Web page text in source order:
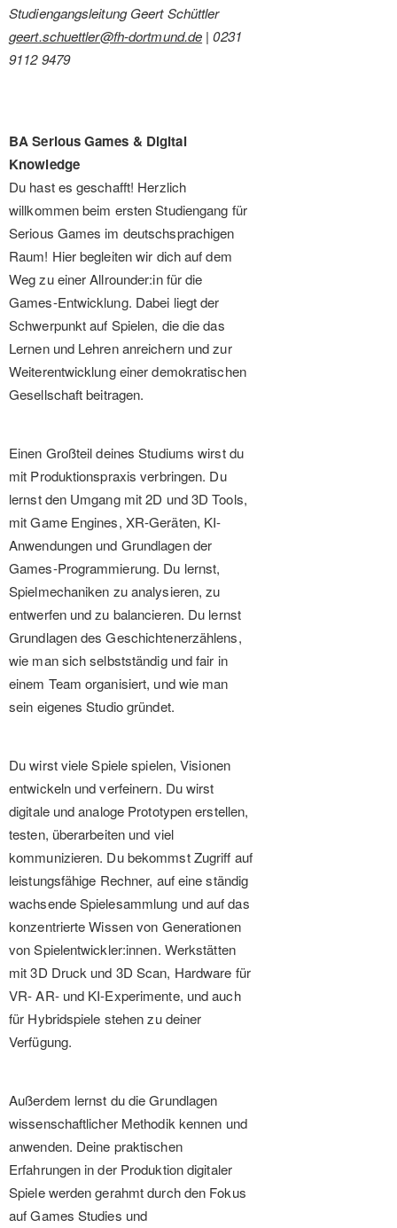
Studiengangsleitung Geert Schüttler
geert.schuettler@fh-dortmund.de | 0231
9112 9479
BA Serious Games & Digital
Knowledge
Du hast es geschafft! Herzlich
willkommen beim ersten Studiengang für
Serious Games im deutschsprachigen
Raum! Hier begleiten wir dich auf dem
Weg zu einer Allrounder:in für die
Games-Entwicklung. Dabei liegt der
Schwerpunkt auf Spielen, die die das
Lernen und Lehren anreichern und zur
Weiterentwicklung einer demokratischen
Gesellschaft beitragen.
Einen Großteil deines Studiums wirst du
mit Produktionspraxis verbringen. Du
lernst den Umgang mit 2D und 3D Tools,
mit Game Engines, XR-Geräten, KI-
Anwendungen und Grundlagen der
Games-Programmierung. Du lernst,
Spielmechaniken zu analysieren, zu
entwerfen und zu balancieren. Du lernst
Grundlagen des Geschichtenerzählens,
wie man sich selbstständig und fair in
einem Team organisiert, und wie man
sein eigenes Studio gründet.
Du wirst viele Spiele spielen, Visionen
entwickeln und verfeinern. Du wirst
digitale und analoge Prototypen erstellen,
testen, überarbeiten und viel
kommunizieren. Du bekommst Zugriff auf
leistungsfähige Rechner, auf eine ständig
wachsende Spielesammlung und auf das
konzentrierte Wissen von Generationen
von Spielentwickler:innen. Werkstätten
mit 3D Druck und 3D Scan, Hardware für
VR- AR- und KI-Experimente, und auch
für Hybridspiele stehen zu deiner
Verfügung.
Außerdem lernst du die Grundlagen
wissenschaftlicher Methodik kennen und
anwenden. Deine praktischen
Erfahrungen in der Produktion digitaler
Spiele werden gerahmt durch den Fokus
auf Games Studies und